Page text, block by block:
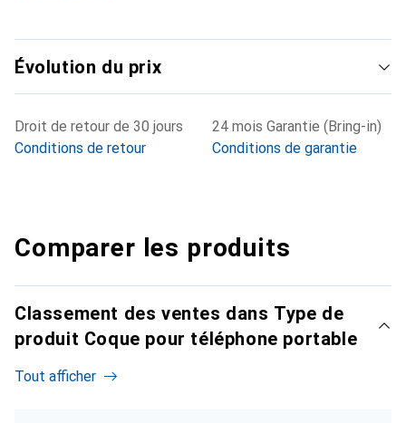
Évolution du prix
Droit de retour de 30 jours
Conditions de retour
24 mois Garantie (Bring-in)
Conditions de garantie
Comparer les produits
Classement des ventes dans Type de
produit Coque pour téléphone portable
Tout afficher